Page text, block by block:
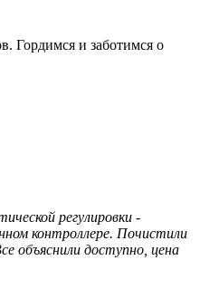
Гордимся и заботимся о
регулировки -
контроллере. Почистили
объяснили доступно, цена